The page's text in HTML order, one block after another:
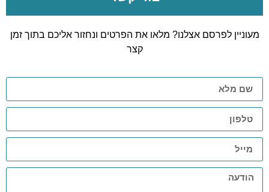
מעוניין לפרסם אצלנו? מלאו את הפרטים ונחזור אליכם בתוך זמן
קצר